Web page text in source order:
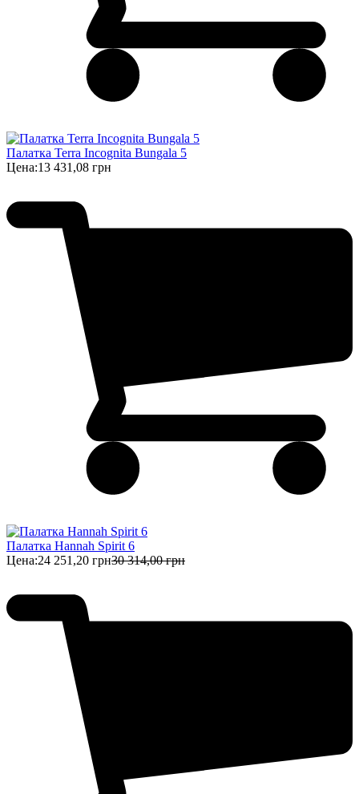
Палатка Terra Incognita Bungala 5
Цена:13 431,08 грн
Палатка Hannah Spirit 6
Цена:24 251,20 грн30 314,00 грн